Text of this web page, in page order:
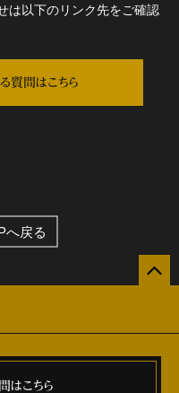
は以下のリンク先をご確認
質問はこちら
へ戻る
はこちら